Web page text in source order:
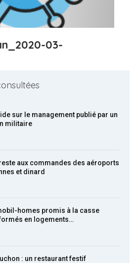
03-
sur le management publié par un
militaire
aux commandes des aéroports
et dinard
homes promis à la casse
en logements…
: un restaurant festif